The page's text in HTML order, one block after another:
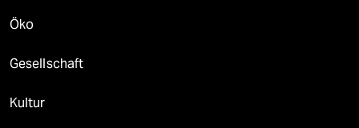
Öko
Gesellschaft
Kultur